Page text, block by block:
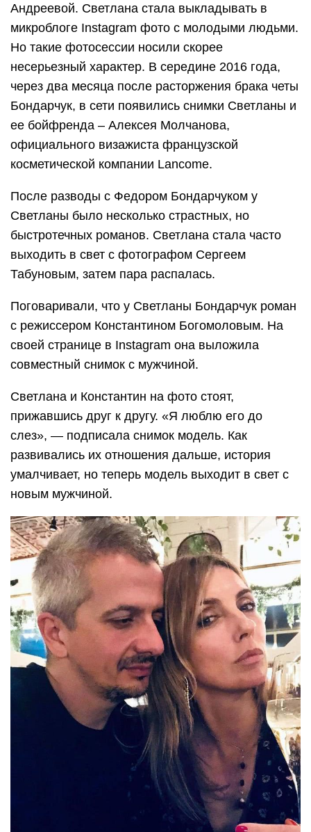
Андреевой. Светлана стала выкладывать в
микроблоге Instagram фото с молодыми людьми.
Но такие фотосессии носили скорее
несерьезный характер. В середине 2016 года,
через два месяца после расторжения брака четы
Бондарчук, в сети появились снимки Светланы и
ее бойфренда – Алексея Молчанова,
официального визажиста французской
косметической компании Lancome.
После разводы с Федором Бондарчуком у
Светланы было несколько страстных, но
быстротечных романов. Светлана стала часто
выходить в свет с фотографом Сергеем
Табуновым, затем пара распалась.
Поговаривали, что у Светланы Бондарчук роман
с режиссером Константином Богомоловым. На
своей странице в Instagram она выложила
совместный снимок с мужчиной.
Светлана и Константин на фото стоят,
прижавшись друг к другу. «Я люблю его до
слез», — подписала снимок модель. Как
развивались их отношения дальше, история
умалчивает, но теперь модель выходит в свет с
новым мужчиной.